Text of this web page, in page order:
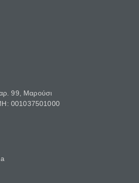
99, Μαρούσι
001037501000